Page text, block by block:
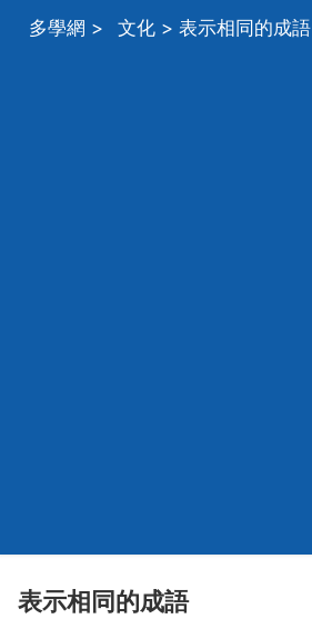
多學網 > 文化 > 表示相同的成語
表示相同的成語